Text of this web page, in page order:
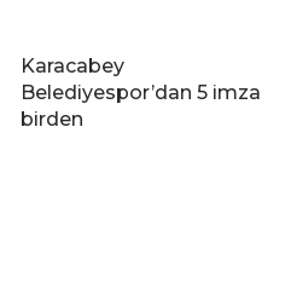
Karacabey
Belediyespor’dan 5 imza
birden